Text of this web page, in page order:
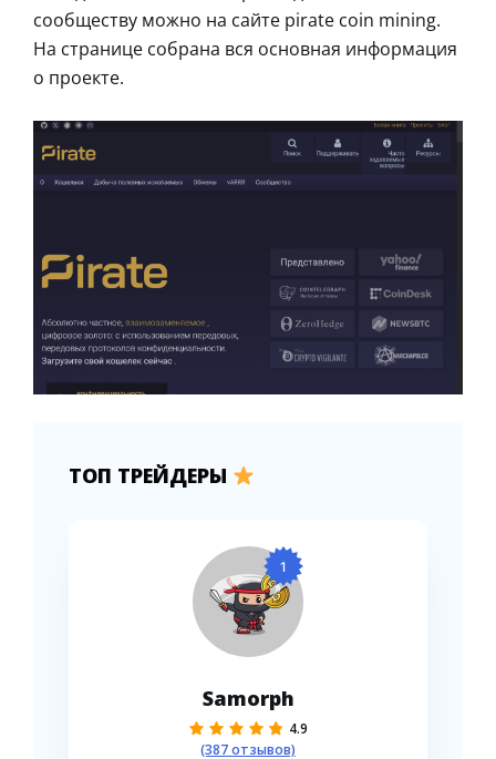
сообществу можно на сайте pirate coin mining.
На странице собрана вся основная информация
о проекте.
ТОП ТРЕЙДЕРЫ
1
Samorph
4.9
(387 отзывов)